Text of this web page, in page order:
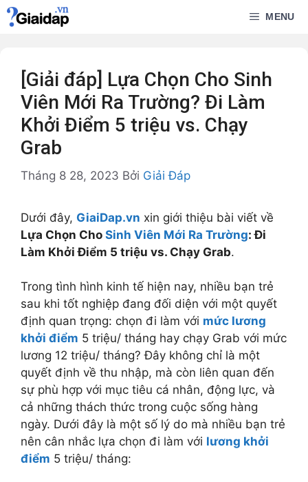
Chuyển
đến
MENU
[Giải đáp] Lựa Chọn Cho Sinh
Viên Mới Ra Trường? Đi Làm
Khởi Điểm 5 triệu vs. Chạy
Grab
Tháng 8 28, 2023 Bởi Giải Đáp
Dưới đây, GiaiDap.vn xin giới thiệu bài viết về
Lựa Chọn Cho Sinh Viên Mới Ra Trường: Đi
Làm Khởi Điểm 5 triệu vs. Chạy Grab.
Trong tình hình kinh tế hiện nay, nhiều bạn trẻ
sau khi tốt nghiệp đang đối diện với một quyết
định quan trọng: chọn đi làm với mức lương
khởi điểm 5 triệu/ tháng hay chạy Grab với mức
lương 12 triệu/ tháng? Đây không chỉ là một
quyết định về thu nhập, mà còn liên quan đến
sự phù hợp với mục tiêu cá nhân, động lực, và
cả những thách thức trong cuộc sống hàng
ngày. Dưới đây là một số lý do mà nhiều bạn trẻ
nên cân nhắc lựa chọn đi làm với lương khởi
điểm 5 triệu/ tháng: